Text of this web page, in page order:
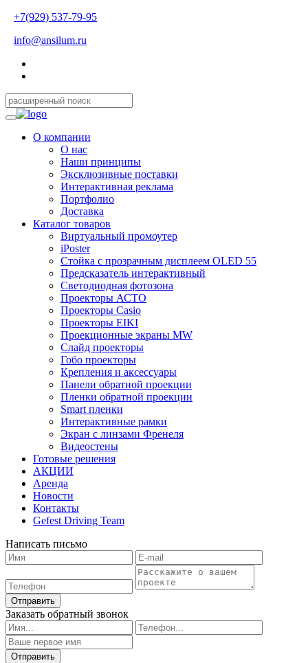
+7(929) 537-79-95
info@ansilum.ru
О компании
О нас
Наши принципы
Эксклюзивные поставки
Интерактивная реклама
Портфолио
Доставка
Каталог товаров
Виртуальный промоутер
iPoster
Стойка с прозрачным дисплеем OLED 55
Предсказатель интерактивный
Светодиодная фотозона
Проекторы АСТО
Проекторы Casio
Проекторы EIKI
Проекционные экраны MW
Слайд проекторы
Гобо проекторы
Крепления и аксессуары
Панели обратной проекции
Пленки обратной проекции
Smart пленки
Интерактивные рамки
Экран с линзами Френеля
Видеостены
Готовые решения
АКЦИИ
Аренда
Новости
Контакты
Gefest Driving Team
Написать письмо
Отправить
Заказать обратный звонок